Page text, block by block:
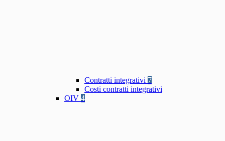
Contratti integrativi 7
Costi contratti integrativi
OIV 4